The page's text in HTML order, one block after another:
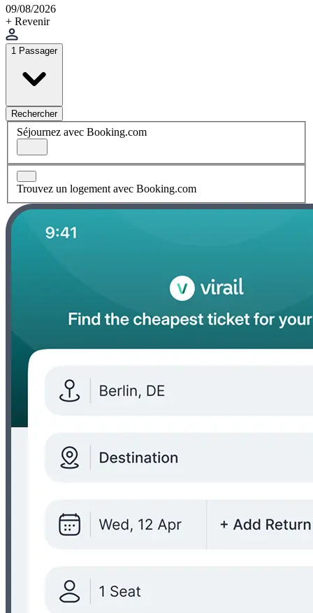
09/08/2026
+ Revenir
1 Passager
Rechercher
Séjournez avec Booking.com
Trouvez un logement avec Booking.com